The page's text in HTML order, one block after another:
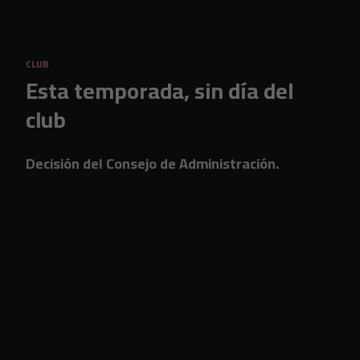
CLUB
Esta temporada, sin día del
club
Decisión del Consejo de Administración.